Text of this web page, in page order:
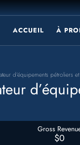
ACCUEIL À
d’équipements pétroliers
Gross
$0